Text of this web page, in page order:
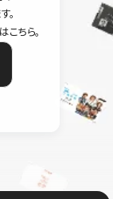
。
ちら。